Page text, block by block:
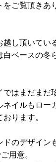
をご覧頂きあ
越し頂いてい
白ベースの冬
ではまだまだ
ネイルもロー
ります。
ドのデザイン
用意。